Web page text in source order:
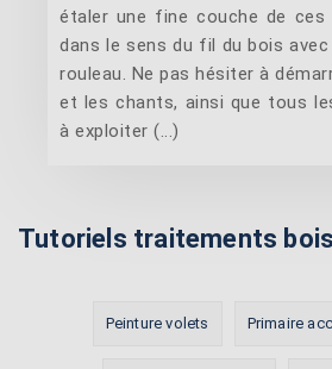
étaler une fine couche de ces
dans le sens du fil du bois
rouleau. Ne pas hésiter à
et les chants, ainsi que tous
à exploiter (...)
Tutoriels traitements
Peinture volets Primaire